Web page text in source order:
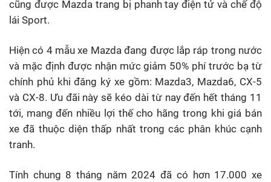
cũng được Mazda trang bị phanh tay điện tử và chế độ
lái Sport.
Hiện có 4 mẫu xe Mazda đang được lắp ráp trong nước
và mặc định được nhận mức giảm 50% phí trước bạ từ
chính phủ khi đăng ký xe gồm: Mazda3, Mazda6, CX-5
và CX-8. Ưu đãi này sẽ kéo dài từ nay đến hết tháng 11
tới, mang đến nhiều lợi thế cho hãng trong khi giá bán
xe đã thuộc diện thấp nhất trong các phân khúc cạnh
tranh.
Tính chung 8 tháng năm 2024 đã có hơn 17.000 xe